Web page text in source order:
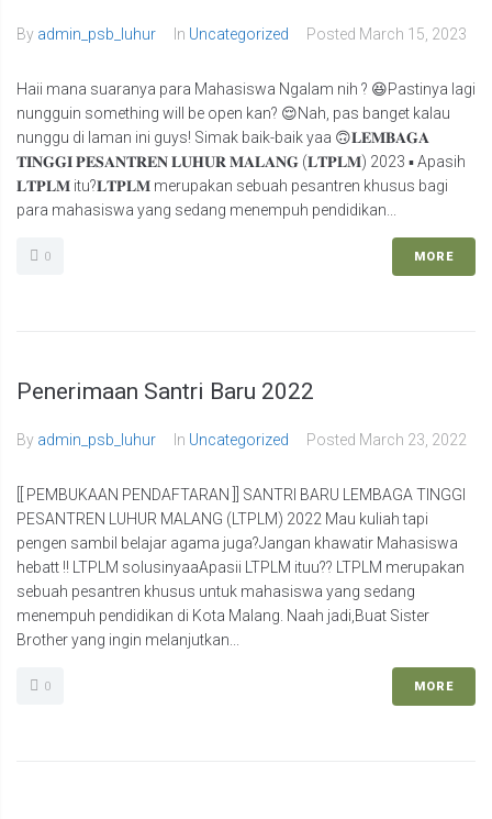
By admin_psb_luhur In Uncategorized Posted March 15, 2023
Haii mana suaranya para Mahasiswa Ngalam nih ? 😆Pastinya lagi
nungguin something will be open kan? 😌Nah, pas banget kalau
nunggu di laman ini guys! Simak baik-baik yaa 🙃𝐋𝐄𝐌𝐁𝐀𝐆𝐀
𝐓𝐈𝐍𝐆𝐆𝐈 𝐏𝐄𝐒𝐀𝐍𝐓𝐑𝐄𝐍 𝐋𝐔𝐇𝐔𝐑 𝐌𝐀𝐋𝐀𝐍𝐆 (𝐋𝐓𝐏𝐋𝐌) 2023 ▪ Apasih
𝐋𝐓𝐏𝐋𝐌 itu?𝐋𝐓𝐏𝐋𝐌 merupakan sebuah pesantren khusus bagi
para mahasiswa yang sedang menempuh pendidikan...
0 MORE
Penerimaan Santri Baru 2022
By admin_psb_luhur In Uncategorized Posted March 23, 2022
[[ PEMBUKAAN PENDAFTARAN ]] SANTRI BARU LEMBAGA TINGGI
PESANTREN LUHUR MALANG (LTPLM) 2022 Mau kuliah tapi
pengen sambil belajar agama juga?Jangan khawatir Mahasiswa
hebatt !! LTPLM solusinyaaApasii LTPLM ituu?? LTPLM merupakan
sebuah pesantren khusus untuk mahasiswa yang sedang
menempuh pendidikan di Kota Malang. Naah jadi,Buat Sister
Brother yang ingin melanjutkan...
0 MORE